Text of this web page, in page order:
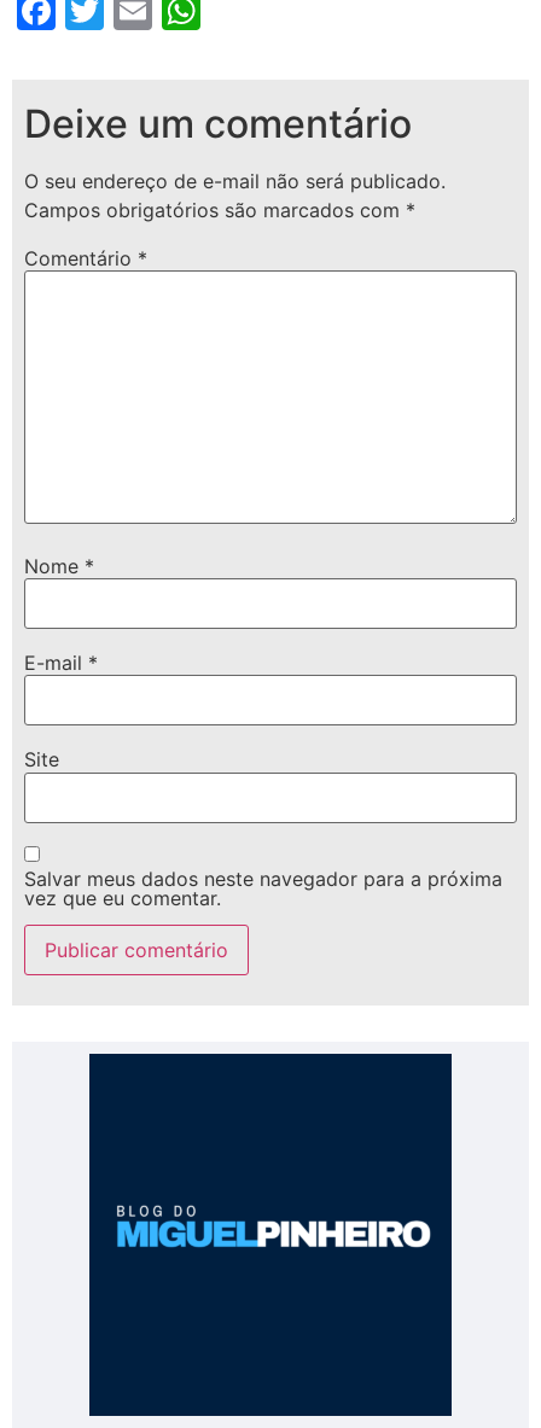
Facebook
Twitter
Email
Deixe um comentário
O seu endereço de e-mail não será publicado.
Campos obrigatórios são marcados com *
Comentário *
Nome *
E-mail *
Site
Salvar meus dados neste navegador para a próxima
vez que eu comentar.